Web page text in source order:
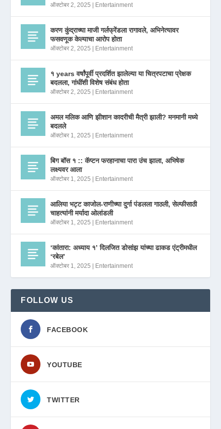
ऑक्टोबर 2, 2025 | Entertainment
करण कुंद्राच्या माजी गर्लफ्रेंडला रागावले, अभिनेत्यावर
फसवणूक केल्याचा आरोप होता
ऑक्टोबर 2, 2025 | Entertainment
१ years वर्षांपूर्वी प्रदर्शित झालेल्या या चित्रपटाचा प्रेक्षक
बदलला, गांधींशी विशेष संबंध होता
ऑक्टोबर 2, 2025 | Entertainment
अमल मलिक आणि झीशान कादरीची मैत्री झाली? मनमानी मध्ये
बदलले
ऑक्टोबर 1, 2025 | Entertainment
बिग बॉस १ :: कॅप्टन फरहानाचा पारा उंच झाला, अभिषेक
लक्ष्यवर आला
ऑक्टोबर 1, 2025 | Entertainment
आलिया भट्ट काजोल-राणीच्या दुर्गा पंडलला गाठली, सेल्फीसाठी
चाहत्यांनी मर्यादा ओलांडली
ऑक्टोबर 1, 2025 | Entertainment
‘कांतारा: अध्याय १’ दिलजित डोसांझ यांच्या ढाकड एंट्रीमधील
‘रबेल’
ऑक्टोबर 1, 2025 | Entertainment
FOLLOW US
FACEBOOK
YOUTUBE
TWITTER